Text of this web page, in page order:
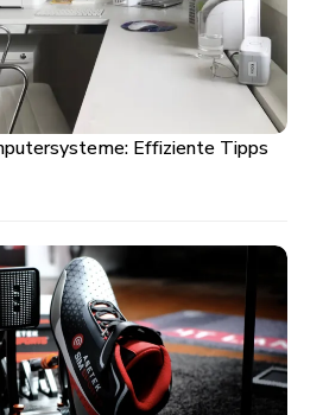
Effiziente Tipps